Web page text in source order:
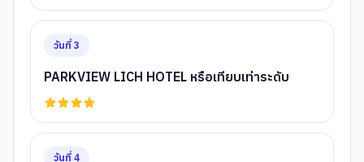
วันที่ 3
PARKVIEW LICH HOTEL หรือเทียบเท่าระดับ
วันที่ 4